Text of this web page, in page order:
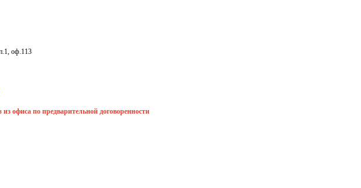
оф.113
офиса по предварительной договоренности